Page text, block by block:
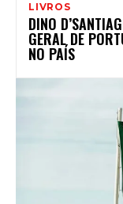
LIVROS
DINO
GERAL DE
NO PAÍS